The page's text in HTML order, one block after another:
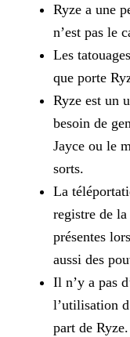
Ryze a une
n’est pas le
Les
que porte
Ryze est un
besoin de
Jayce ou le
sorts.
La
registre de
présentes
aussi des
Il n’y a pas
l’utilisation
part de Ryze.